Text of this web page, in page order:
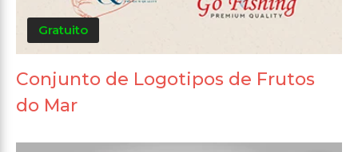
Gratuito
Conjunto de Logotipos de Frutos
do Mar